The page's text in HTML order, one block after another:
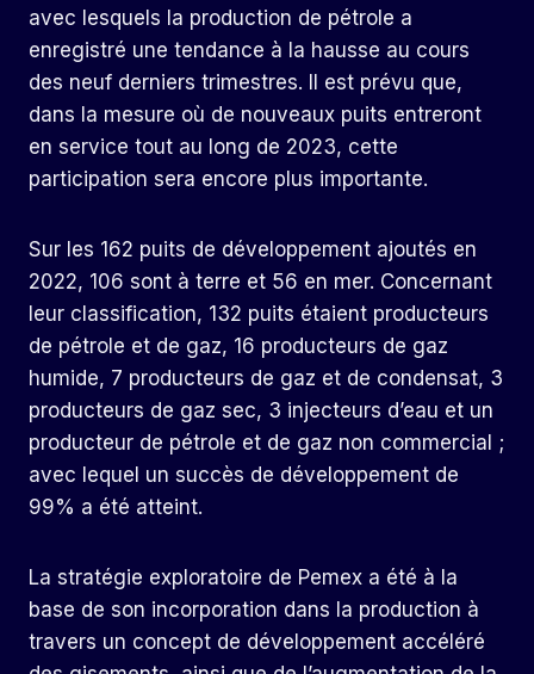
avec lesquels la production de pétrole a
enregistré une tendance à la hausse au cours
des neuf derniers trimestres. Il est prévu que,
dans la mesure où de nouveaux puits entreront
en service tout au long de 2023, cette
participation sera encore plus importante.
Sur les 162 puits de développement ajoutés en
2022, 106 sont à terre et 56 en mer. Concernant
leur classification, 132 puits étaient producteurs
de pétrole et de gaz, 16 producteurs de gaz
humide, 7 producteurs de gaz et de condensat, 3
producteurs de gaz sec, 3 injecteurs d’eau et un
producteur de pétrole et de gaz non commercial ;
avec lequel un succès de développement de
99% a été atteint.
La stratégie exploratoire de Pemex a été à la
base de son incorporation dans la production à
travers un concept de développement accéléré